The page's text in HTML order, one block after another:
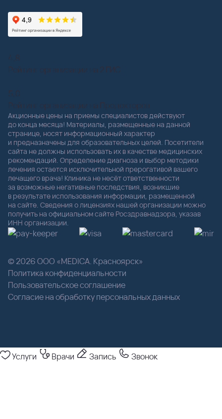
4,8
Рейтинг организации на 2 ГИС
5,0
Рейтинг организации на Продокторов
Акционные цены на приемы специалистов действуют
до конца месяца! Материалы, размещенные на данной
странице, носят информационный характер
и предназначены для образовательных целей. Посетители
сайта не должны использовать их в качестве медицинских
рекомендаций. Определение диагноза и выбор методики
лечения остается исключительной прерогативой вашего
лечащего врача! Клиника не несёт ответственности
за возможные негативные последствия, возникшие
в результате использования информации, размещенной
на сайте. Сведения о лицензиях нашей организации можно
получить на официальном сайте Росздравнадзора, указав
ИНН организации.
© 2026 ООО «MEDICA. Красноярск»
Политика конфиденциальности
Пользовательское соглашение
Согласие на обработку персональных данных
Услуги Врачи Запись Звонок